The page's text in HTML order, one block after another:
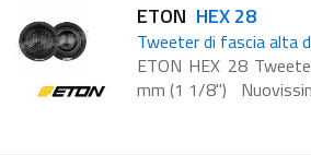
ETON HEX 28
Tweeter di fascia alta
ETON HEX 28
mm (1 1/8")
tessuto da 28 mm
all’avanguardia, con